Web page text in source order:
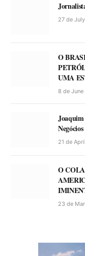
27 de
O
UMA
8 de
21 de
O
23 de